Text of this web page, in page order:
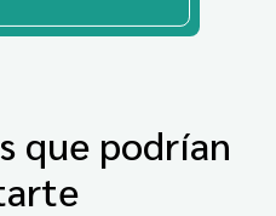
que podrían